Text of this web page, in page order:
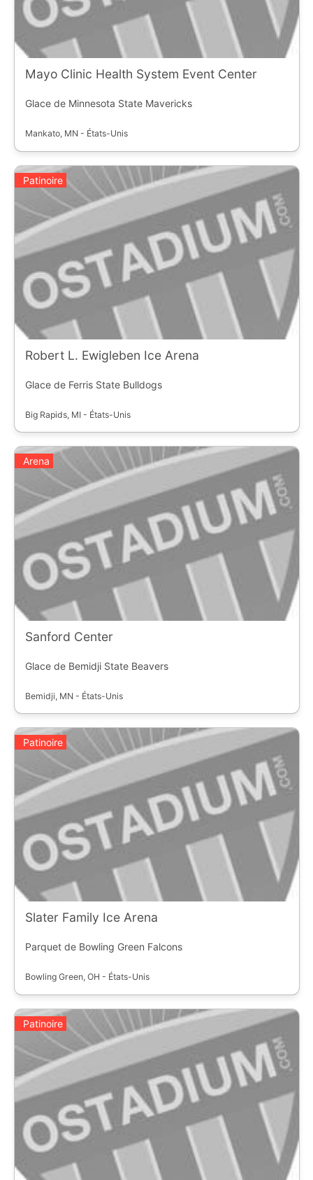
Mayo Clinic Health System Event Center
Glace de Minnesota State Mavericks
Mankato, MN - États-Unis
Patinoire
Robert L. Ewigleben Ice Arena
Glace de Ferris State Bulldogs
Big Rapids, MI - États-Unis
Arena
Sanford Center
Glace de Bemidji State Beavers
Bemidji, MN - États-Unis
Patinoire
Slater Family Ice Arena
Parquet de Bowling Green Falcons
Bowling Green, OH - États-Unis
Patinoire